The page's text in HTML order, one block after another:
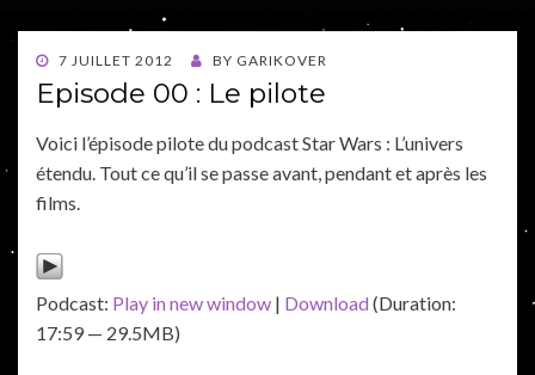
POSTED
ON
7 JUILLET 2012 BY GARIKOVER
Episode 00 : Le pilote
Voici l’épisode pilote du podcast Star Wars : L’univers
étendu. Tout ce qu’il se passe avant, pendant et après les
films.
Podcast: Play in new window | Download(Duration:
17:59 — 29.5MB)